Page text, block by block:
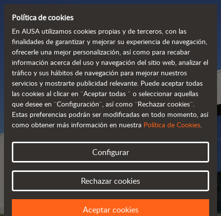
DISTRIBUIDORES AUSA
ENCUENTRA A TU DISTRIBUIDOR MÁS
CERCANO
Política de cookies
En AUSA utilizamos cookies propias y de terceros, con las
finalidades de garantizar y mejorar su experiencia de navegación,
ofrecerle una mejor personalización, así como para recabar
información acerca del uso y navegación del sitio web, analizar el
tráfico y sus hábitos de navegación para mejorar nuestros
servicios y mostrarte publicidad relevante. Puede aceptar todas
las cookies al clicar en ¨Aceptar todas ¨ o seleccionar aquellas
que desee en ¨Configuración¨, así como ¨Rechazar cookies¨.
Estas preferencias podrán ser modificadas en todo momento, así
como obtener más información en nuestra Política de Cookies.
Configurar
Rechazar cookies
Aceptar cookies